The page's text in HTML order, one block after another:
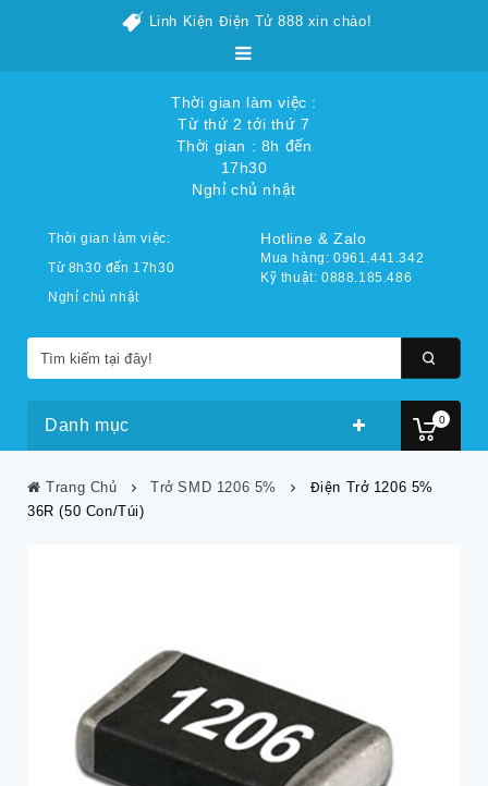
Linh Kiện Điện Tử 888 xin chào!
Thời gian làm việc :
Từ thứ 2 tới thứ 7
Thời gian : 8h đến
17h30
Nghỉ chủ nhật
0
Thời gian làm việc:
Từ 8h30 đến 17h30
Nghỉ chủ nhật
Hotline & Zalo
Mua hàng: 0961.441.342
Kỹ thuật: 0888.185.486
Danh mục
Trang Chủ Trở SMD 1206 5%
Điện Trở 1206 5%
36R (50 Con/túi)